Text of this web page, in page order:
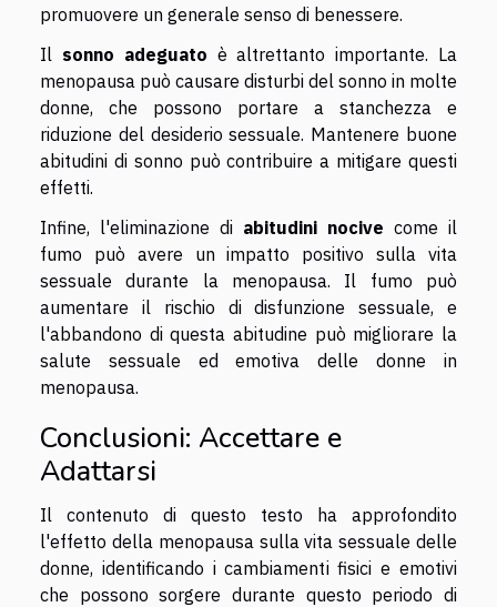
promuovere un generale senso di benessere.
Il sonno adeguato è altrettanto importante. La
menopausa può causare disturbi del sonno in molte
donne, che possono portare a stanchezza e
riduzione del desiderio sessuale. Mantenere buone
abitudini di sonno può contribuire a mitigare questi
effetti.
Infine, l'eliminazione di abitudini nocive come il
fumo può avere un impatto positivo sulla vita
sessuale durante la menopausa. Il fumo può
aumentare il rischio di disfunzione sessuale, e
l'abbandono di questa abitudine può migliorare la
salute sessuale ed emotiva delle donne in
menopausa.
Conclusioni: Accettare e
Adattarsi
Il contenuto di questo testo ha approfondito
l'effetto della menopausa sulla vita sessuale delle
donne, identificando i cambiamenti fisici e emotivi
che possono sorgere durante questo periodo di